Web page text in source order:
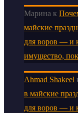
Марина к
майские
для воров — и
имущество,
Ahmad Shakeel
в майские
для воров — и